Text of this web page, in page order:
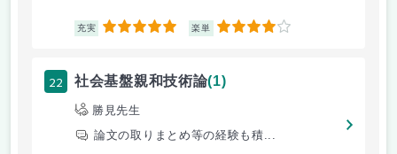
充実 5 楽単 4
22 社会基盤親和技術論(1)
勝見先生
論文の取りまとめ等の経験も積...